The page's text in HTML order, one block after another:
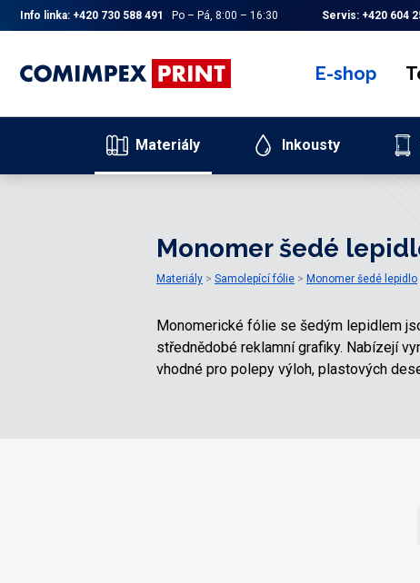
Info linka: +420 730 588 491 Po – Pá, 8:00 – 16:30 Servis: +420 604
E-shop
Materiály Inkousty
Monomer šedé
Materiály Samolepící fólie Monomer šedé lepidlo
Monomerické fólie se šedým lepidlem
střednědobé reklamní grafiky. Nabízejí
vhodné pro polepy výloh, plastových